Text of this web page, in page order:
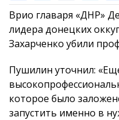
Врио главаря «ДНР»
лидера донецких
Захарченко убили
Пушилин уточнил:
которое было
запустить именно в